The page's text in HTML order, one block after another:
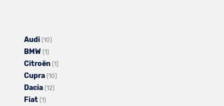
Audi (10)
von
Audi
anzeigen
BMW (1)
Fahrzeuge
von
BMW
Citroën (1)
Cupra (10)
Dacia (12)
Fiat (1)